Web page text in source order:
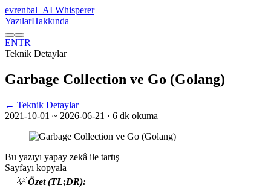
evrenbal AI Whisperer
YazılarHakkında
ENTR
Teknik Detaylar
Garbage Collection ve Go (Golang)
← Teknik Detaylar
2021-10-01 ~ 2026-06-21 · 6 dk okuma
Bu yazıyı yapay zekâ ile tartış
Sayfayı kopyala
💡Özet (TL;DR):